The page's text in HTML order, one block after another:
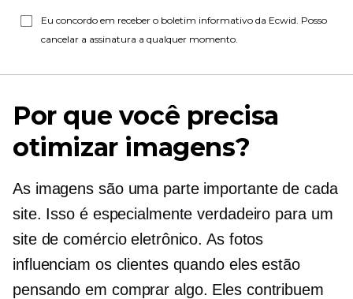
Eu concordo em receber o boletim informativo da Ecwid. Posso
cancelar a assinatura a qualquer momento.
Por que você precisa
otimizar imagens?
As imagens são uma parte importante de cada
site. Isso é especialmente verdadeiro para um
site de comércio eletrônico. As fotos
influenciam os clientes quando eles estão
pensando em comprar algo. Eles contribuem